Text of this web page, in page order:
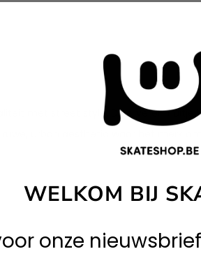
met street style. Dit zilveren fluitje
urban aesthetic waar het merk om
WELKOM BIJ
onze